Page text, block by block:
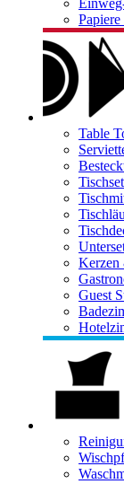
Table
Kerzen
Guest